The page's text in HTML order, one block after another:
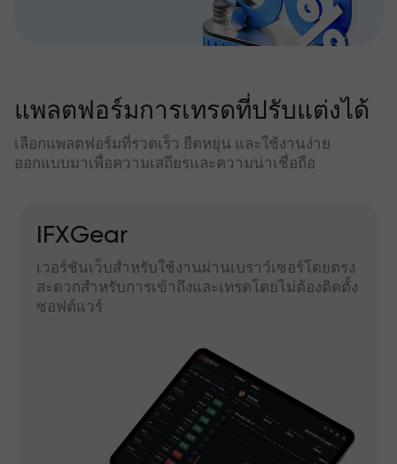
แพลตฟอร์มการเทรดที่ปรับแต่งได้
เลือกแพลตฟอร์มที่รวดเร็ว ยืดหยุ่น และใช้งานง่าย
ออกแบบมาเพื่อความเสถียรและความน่าเชื่อถือ
IFXGear
เวอร์ชันเว็บสำหรับใช้งานผ่านเบราว์เซอร์โดยตรง
สะดวกสำหรับการเข้าถึงและเทรดโดยไม่ต้องติดตั้ง
ซอฟต์แวร์